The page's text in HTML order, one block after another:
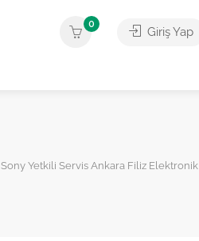
0
Giriş Yap
Sony Yetkili Servis Ankara Filiz Elektronik